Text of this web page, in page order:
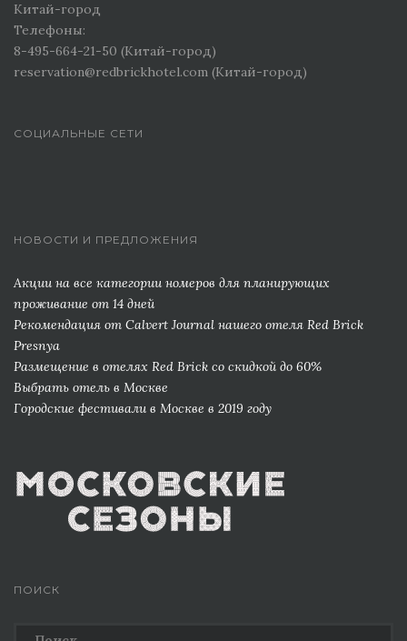
Китай-город
Телефоны:
8-495-664-21-50 (Китай-город)
reservation@redbrickhotel.com (Китай-город)
СОЦИАЛЬНЫЕ СЕТИ
НОВОСТИ И ПРЕДЛОЖЕНИЯ
Акции на все категории номеров для планирующих
проживание от 14 дней
Рекомендация от Сalvert Journal нашего отеля Red Brick
Presnya
Размещение в отелях Red Brick со скидкой до 60%
Выбрать отель в Москве
Городские фестивали в Москве в 2019 году
ПОИСК
Найти: